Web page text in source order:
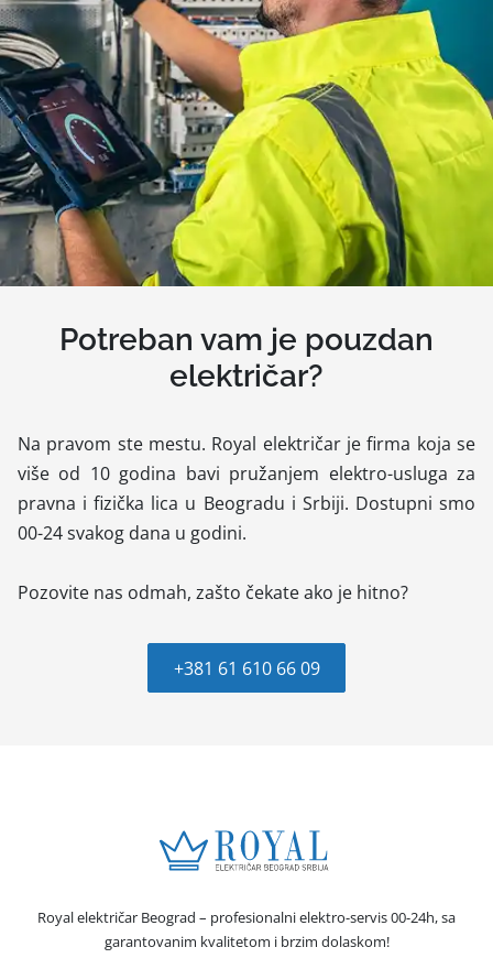
Potreban vam je pouzdan
električar?
Na pravom ste mestu. Royal električar je firma koja se
više od 10 godina bavi pružanjem elektro-usluga za
pravna i fizička lica u Beogradu i Srbiji. Dostupni smo
00-24 svakog dana u godini.
Pozovite nas odmah, zašto čekate ako je hitno?
+381 61 610 66 09
Royal električar Beograd – profesionalni elektro-servis 00-24h, sa
garantovanim kvalitetom i brzim dolaskom!